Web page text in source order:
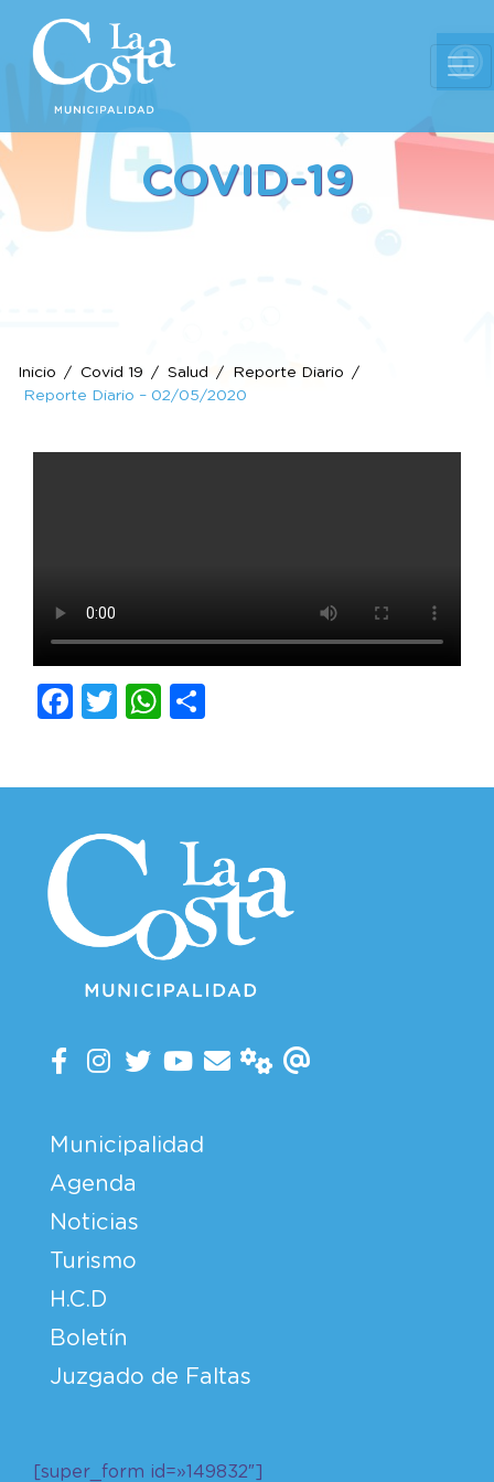
COVID-19
Inicio Covid 19 Salud
Reporte Diario
Reporte Diario – 02/05/2020
Facebook
TwitterWhatsApp
Municipalidad
Agenda
Noticias
Turismo
H.C.D
Boletín
Juzgado de Faltas
[super_form id=»149832″]